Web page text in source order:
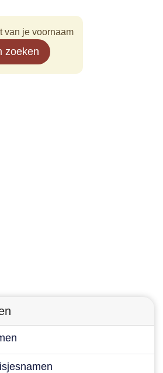
van je voornaam
zoeken